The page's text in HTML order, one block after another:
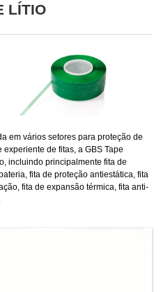
LÍTIO
em vários setores para proteção de
de fitas, a GBS Tape
incluindo principalmente fita de
fita de proteção antiestática, fita
fita de expansão térmica, fita anti-